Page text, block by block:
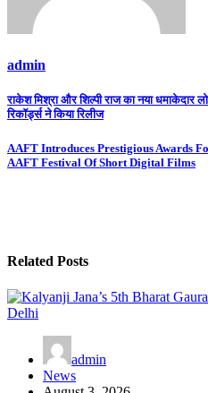
admin
Post
navigation
राकेश मिश्रा और शिल्पी राज का नया धमाकेदार
रिकॉर्ड्स ने किया रिलीज
AAFT Introduces Prestigious Awards
AAFT Festival Of Short Digital Films
Related Posts
admin
News